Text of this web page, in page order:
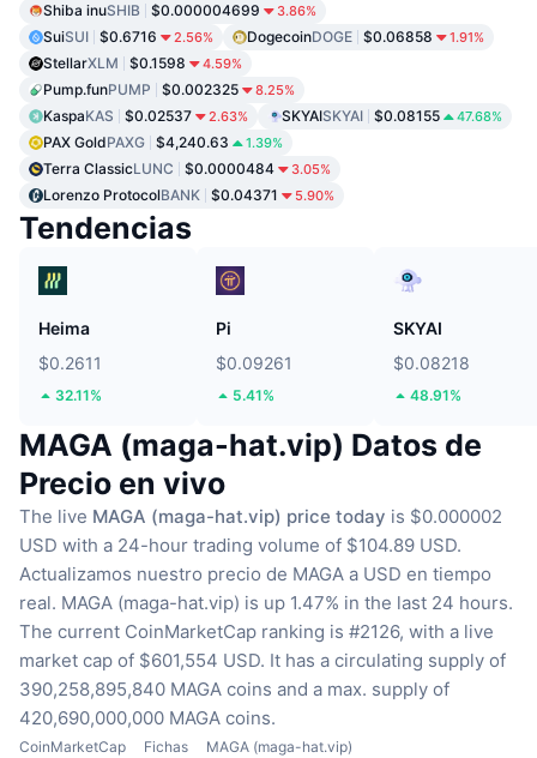
Shiba inuSHIB $0.000004699 3.86%
SuiSUI $0.6716 2.56% DogecoinDOGE $0.06858 1.91%
StellarXLM $0.1598 4.59%
Pump.funPUMP $0.002325 8.25%
KaspaKAS $0.02537 2.63% SKYAISKYAI $0.08155 47.68%
PAX GoldPAXG $4,240.63 1.39%
Terra ClassicLUNC $0.0000484 3.05%
Lorenzo ProtocolBANK $0.04371 5.90%
Tendencias
Heima
$0.2611
32.11%
Pi
$0.09261
5.41%
SKYAI
$0.08218
48.91%
MAGA (maga-hat.vip) Datos de
Precio en vivo
The live MAGA (maga-hat.vip) price today is $0.000002
USD with a 24-hour trading volume of $104.89 USD.
Actualizamos nuestro precio de MAGA a USD en tiempo
real. MAGA (maga-hat.vip) is up 1.47% in the last 24 hours.
The current CoinMarketCap ranking is #2126, with a live
market cap of $601,554 USD. It has a circulating supply of
390,258,895,840 MAGA coins and a max. supply of
420,690,000,000 MAGA coins.
CoinMarketCap Fichas MAGA (maga-hat.vip)